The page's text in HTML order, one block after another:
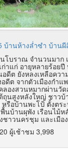
บ้านห้างล่ำซำ บ้านผี
โบราณ จำนวนมาก
ก่าแก่ อายุหลายร้อย
ดีต ยังหลงเหลือคว
ดีต จากตัวเมืองกำแ
ลองสวนหมากผ่านวั
นสูงหลังใหญ่ ชาวบ้
รือบ้านพะโป้ ตั้งตร
นบ้านผุพัง เรือนไม้ห
าวนครชุม และเมือ
ผู้เช้าชม 3,998